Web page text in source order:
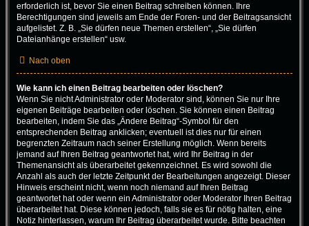
erforderlich ist, bevor Sie einen Beitrag schreiben können. Ihre
Berechtigungen sind jeweils am Ende der Foren- und der Beitragsansicht
aufgelistet. Z. B. „Sie dürfen neue Themen erstellen“, „Sie dürfen
Dateianhänge erstellen“ usw.
Nach oben
Wie kann ich einen Beitrag bearbeiten oder löschen?
Wenn Sie nicht Administrator oder Moderator sind, können Sie nur Ihre
eigenen Beiträge bearbeiten oder löschen. Sie können einen Beitrag
bearbeiten, indem Sie das „Ändere Beitrag“-Symbol für den
entsprechenden Beitrag anklicken; eventuell ist dies nur für einen
begrenzten Zeitraum nach seiner Erstellung möglich. Wenn bereits
jemand auf Ihren Beitrag geantwortet hat, wird Ihr Beitrag in der
Themenansicht als überarbeitet gekennzeichnet. Es wird sowohl die
Anzahl als auch der letzte Zeitpunkt der Bearbeitungen angezeigt. Dieser
Hinweis erscheint nicht, wenn noch niemand auf Ihren Beitrag
geantwortet hat oder wenn ein Administrator oder Moderator Ihren Beitrag
überarbeitet hat. Diese können jedoch, falls sie es für nötig halten, eine
Notiz hinterlassen, warum Ihr Beitrag überarbeitet wurde. Bitte beachten